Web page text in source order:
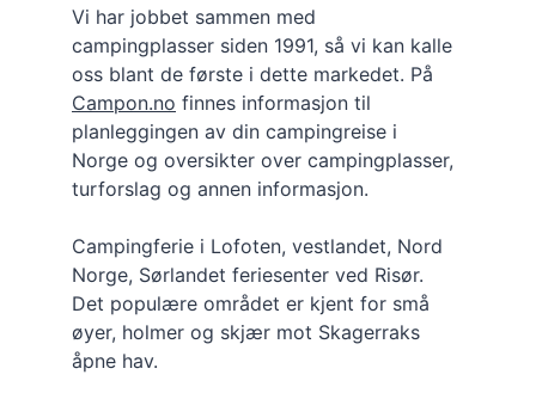
Vi har jobbet sammen med
campingplasser siden 1991, så vi kan kalle
oss blant de første i dette markedet. På
Campon.no finnes informasjon til
planleggingen av din campingreise i
Norge og oversikter over campingplasser,
turforslag og annen informasjon.
Campingferie i Lofoten, vestlandet, Nord
Norge, Sørlandet feriesenter ved Risør.
Det populære området er kjent for små
øyer, holmer og skjær mot Skagerraks
åpne hav.